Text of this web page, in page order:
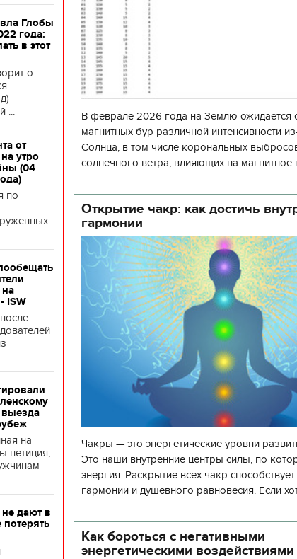
Глобы
года:
в этот
о
...
от
утро
(04
по
ISW
на
петиция,
не дают в
В феврале 2026 года на Землю ожидается
магнитных бур различной интенсивности
Солнца, в том числе корональных
солнечного ветра, влияющих на магнитное
об
Открытие чакр: как достичь
гармонии
Чакры — это энергетические уровни
Это наши внутренние центры силы, по
энергия. Раскрытие всех чакр
гармонии и душевного равновесия. Если
Как бороться с негативными
энергетическими воздействиями